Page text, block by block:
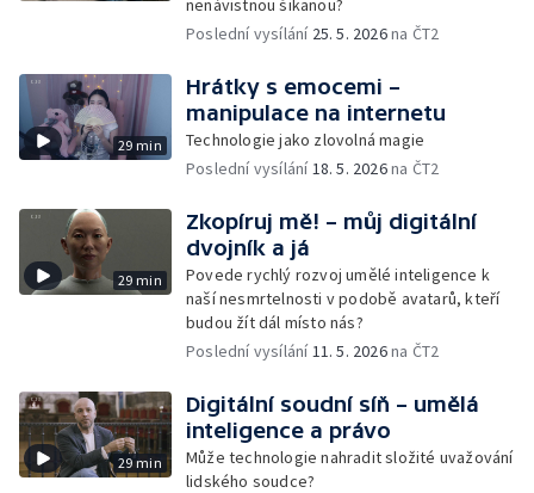
nenávistnou šikanou?
Poslední vysílání 25. 5. 2026na ČT2
29 min
Hrátky s emocemi –
manipulace na internetu
Technologie jako zlovolná magie
Poslední vysílání18. 5. 2026na ČT2
29 min
Zkopíruj mě! – můj digitální
dvojník a já
Povede rychlý rozvoj umělé inteligence k
naší nesmrtelnosti v podobě avatarů, kteří
budou žít dál místo nás?
Poslední vysílání11. 5. 2026na ČT2
29 min
Digitální soudní síň – umělá
inteligence a právo
Může technologie nahradit složité uvažování
lidského soudce?